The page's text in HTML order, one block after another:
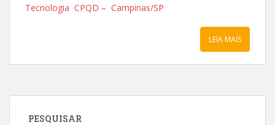
Tecnologia CPQD – Campinas/SP
LEIA MAIS
PESQUISAR